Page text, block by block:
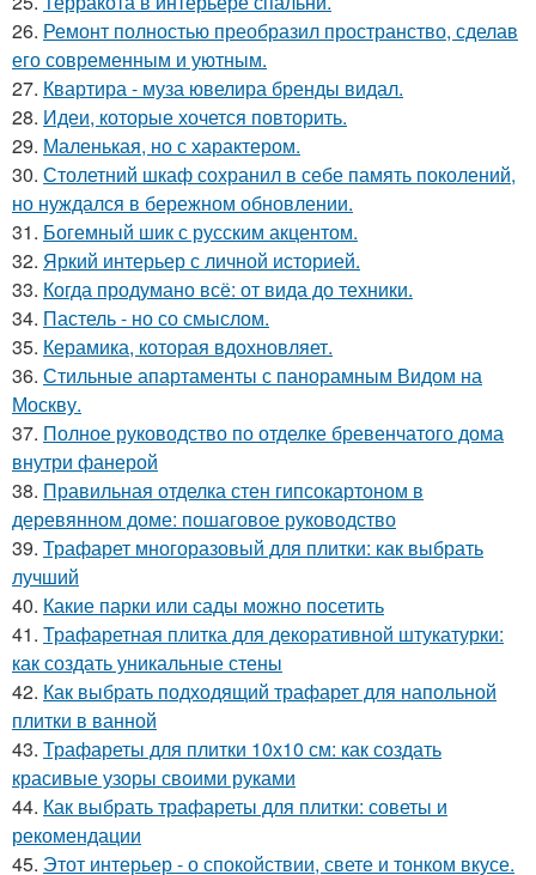
26. Ремонт полностью преобразил пространство, сделав
его современным и уютным.
27. Квартира - муза ювелира бренды видал.
28. Идеи, которые хочется повторить.
29. Маленькая, но с характером.
30. Столетний шкаф сохранил в себе память поколений,
но нуждался в бережном обновлении.
31. Богемный шик с русским акцентом.
32. Яркий интерьер с личной историей.
33. Когда продумано всё: от вида до техники.
34. Пастель - но со смыслом.
35. Керамика, которая вдохновляет.
36. Стильные апартаменты с панорамным Видом на
Москву.
37. Полное руководство по отделке бревенчатого дома
внутри фанерой
38. Правильная отделка стен гипсокартоном в
деревянном доме: пошаговое руководство
39. Трафарет многоразовый для плитки: как выбрать
лучший
40. Какие парки или сады можно посетить
41. Трафаретная плитка для декоративной штукатурки:
как создать уникальные стены
42. Как выбрать подходящий трафарет для напольной
плитки в ванной
43. Трафареты для плитки 10х10 см: как создать
красивые узоры своими руками
44. Как выбрать трафареты для плитки: советы и
рекомендации
45. Этот интерьер - о спокойствии, свете и тонком вкусе.